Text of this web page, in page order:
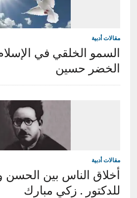
مقالات أدبية
السمو الخلقي في
الخضر حسين
مقالات أدبية
أخلاق الناس بين الحسن
للدكتور . زكي مبارك